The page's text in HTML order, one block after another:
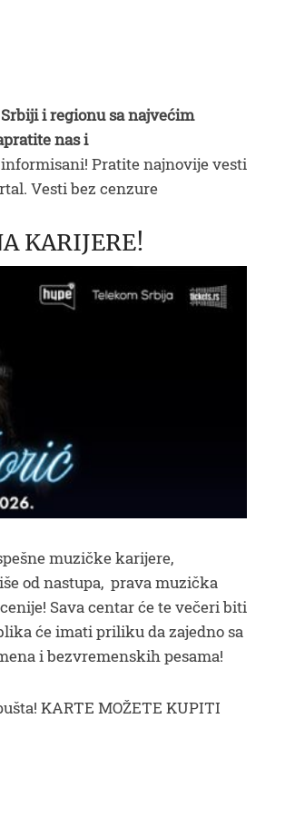
i regionu sa najvećim
nas i
Pratite najnovije vesti
Vesti bez cenzure
KARIJERE!
muzičke karijere,
od nastupa, prava muzička
Sava centar će te večeri biti
će imati priliku da zajedno sa
i bezvremenskih pesama!
KARTE MOŽETE KUPITI